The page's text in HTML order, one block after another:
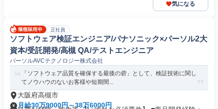
気になる
正社員
ソフトウェア検証エンジニア/パナソニック×パーソル2大
資本/受託開発/高槻 QA/テストエンジニア
パーソルAVCテクノロジー株式会社
「ソフトウェア品質を確保する最後の砦」として、検証技術に関し
てノウハウのないお客様や短期間...
大阪府高槻市
月給30万9000円～38万6000円